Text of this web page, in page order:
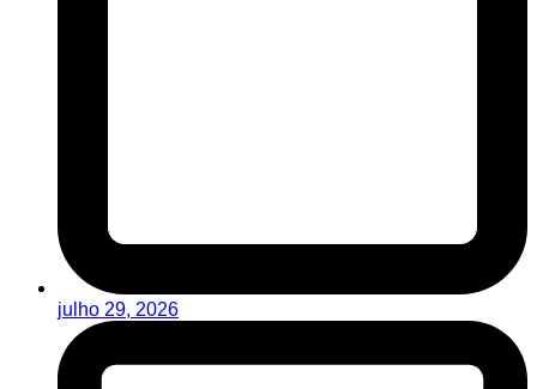
julho 29, 2026